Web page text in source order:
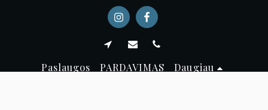
Paslaugos PARDAVIMAS
Daugiau